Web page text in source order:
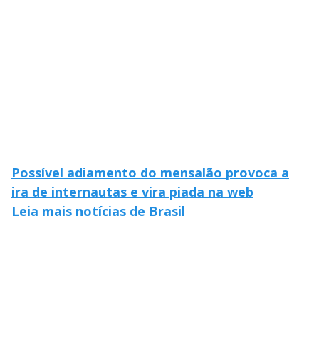
Possível adiamento do mensalão provoca a
ira de internautas e vira piada na web
Leia mais notícias de Brasil